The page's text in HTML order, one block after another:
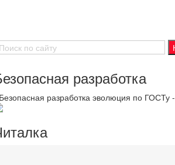
разработка
разработка эволюция по ГОСТу -